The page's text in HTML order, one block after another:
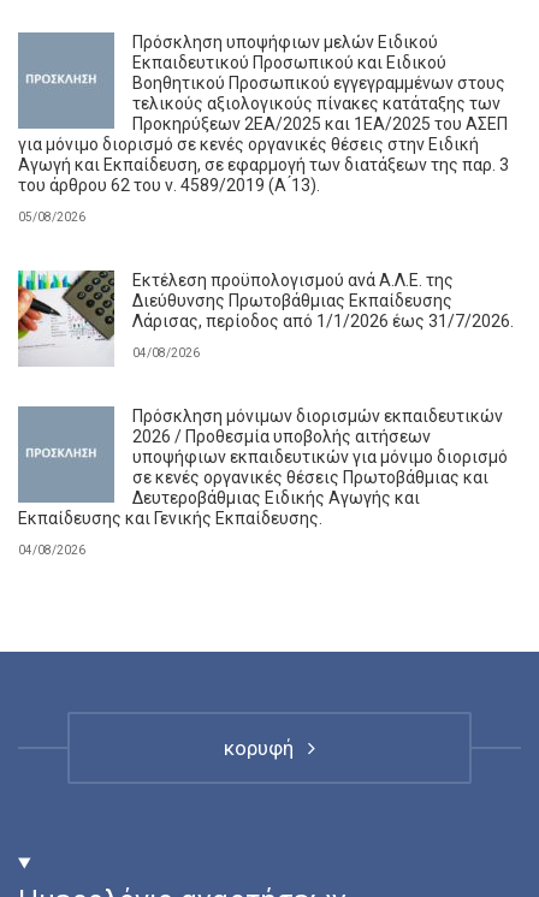
Πρόσκληση υποψήφιων μελών Ειδικού
Εκπαιδευτικού Προσωπικού και Ειδικού
Βοηθητικού Προσωπικού εγγεγραμμένων στους
τελικούς αξιολογικούς πίνακες κατάταξης των
Προκηρύξεων 2ΕΑ/2025 και 1ΕΑ/2025 του ΑΣΕΠ
για μόνιμο διορισμό σε κενές οργανικές θέσεις στην Ειδική
Αγωγή και Εκπαίδευση, σε εφαρμογή των διατάξεων της παρ. 3
του άρθρου 62 του ν. 4589/2019 (Α ́13).
05/08/2026
Εκτέλεση προϋπολογισμού ανά Α.Λ.Ε. της
Διεύθυνσης Πρωτοβάθμιας Εκπαίδευσης
Λάρισας, περίοδος από 1/1/2026 έως 31/7/2026.
04/08/2026
Πρόσκληση μόνιμων διορισμών εκπαιδευτικών
2026 / Προθεσμία υποβολής αιτήσεων
υποψήφιων εκπαιδευτικών για μόνιμο διορισμό
σε κενές οργανικές θέσεις Πρωτοβάθμιας και
Δευτεροβάθμιας Ειδικής Αγωγής και
Εκπαίδευσης και Γενικής Εκπαίδευσης.
04/08/2026
κορυφή